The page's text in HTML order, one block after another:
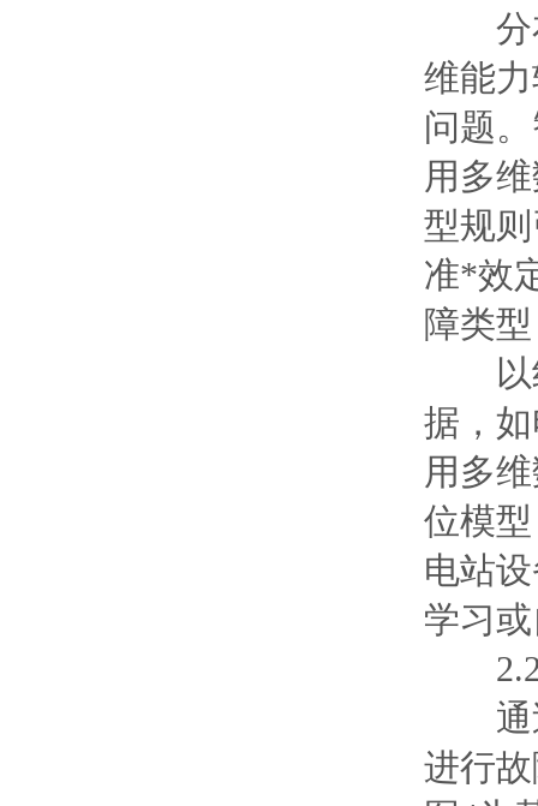
分布
维能
问题
用多
型规
准*效
障类
以组
据，
用多
位模
电站
学习
2.2
通过
进行